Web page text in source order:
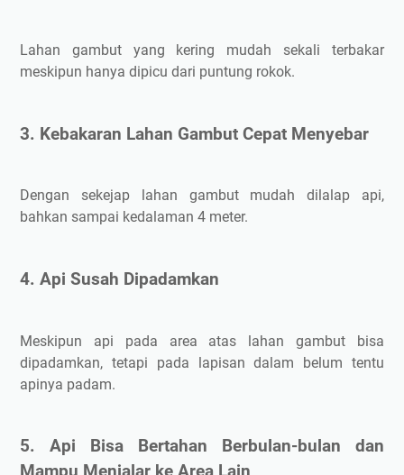
Lahan gambut yang kering mudah sekali terbakar
meskipun hanya dipicu dari puntung rokok.
3. Kebakaran Lahan Gambut Cepat Menyebar
Dengan sekejap lahan gambut mudah dilalap api,
bahkan sampai kedalaman 4 meter.
4. Api Susah Dipadamkan
Meskipun api pada area atas lahan gambut bisa
dipadamkan, tetapi pada lapisan dalam belum tentu
apinya padam.
5. Api Bisa Bertahan Berbulan-bulan dan